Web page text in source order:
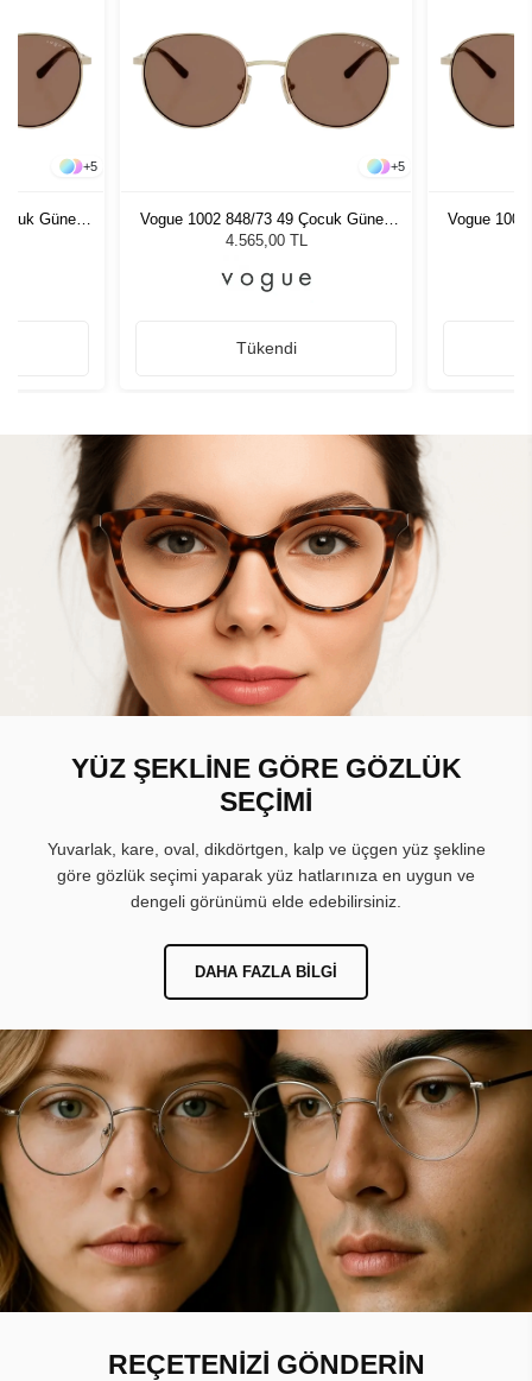
+5
Güneş
+5
Vogue 1002 848/73 49 Çocuk Güneş
Gözlüğü
4.565,00 TL
Tükendi
Vogue
YÜZ ŞEKLİNE GÖRE GÖZLÜK
SEÇİMİ
Yuvarlak, kare, oval, dikdörtgen, kalp ve üçgen yüz şekline
göre gözlük seçimi yaparak yüz hatlarınıza en uygun ve
dengeli görünümü elde edebilirsiniz.
DAHA FAZLA BILGI
REÇETENİZİ GÖNDERİN